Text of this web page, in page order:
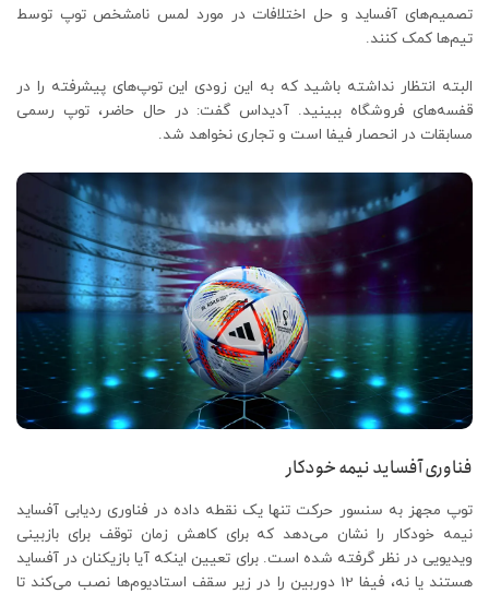
تصمیم‌های آفساید و حل اختلافات در مورد لمس نامشخص توپ توسط
تیم‌ها کمک کنند.
البته انتظار نداشته باشید که به این زودی این توپ‌های پیشرفته را در
قفسه‌های فروشگاه ببینید. آدیداس گفت: در حال حاضر، توپ رسمی
مسابقات در انحصار فیفا است و تجاری نخواهد شد.
فناوری آفساید نیمه خودکار
توپ مجهز به سنسور حرکت تنها یک نقطه داده در فناوری ردیابی آفساید
نیمه خودکار را نشان می‌دهد که برای کاهش زمان توقف برای بازبینی
ویدیویی در نظر گرفته شده است. برای تعیین اینکه آیا بازیکنان در آفساید
هستند یا نه، فیفا 12 دوربین را در زیر سقف استادیوم‌ها نصب می‌کند تا